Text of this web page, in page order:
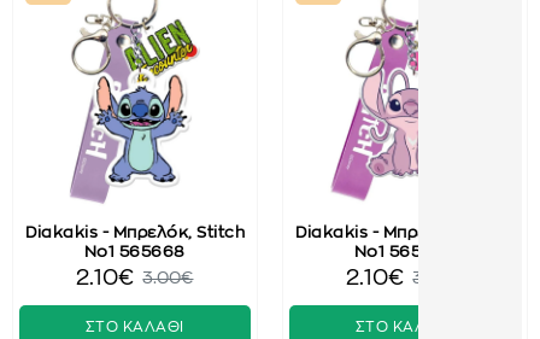
Diakakis - Μπρελόκ, Stitch
No1 565668
2.10€ 3.00€
ΣΤΟ ΚΑΛΑΘΙ
Diakakis - Μπρελόκ, Angel
No1 565669
2.10€ 3.00€
ΣΤΟ ΚΑΛΑΘΙ